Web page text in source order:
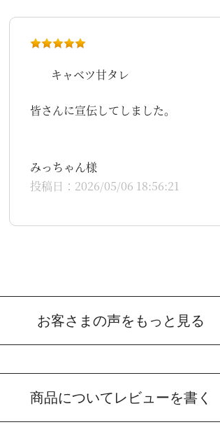
キャベツ甘タレ
皆さんに宣伝してしました。
みっちゃん様
投稿日：2026/05/06 18:56:21
お客さまの声をもっと見る
商品についてレビューを書く